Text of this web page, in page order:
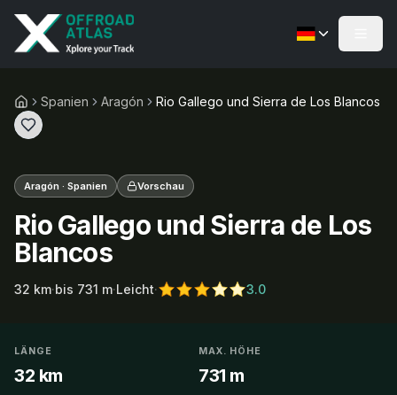
Spanien Aragón Rio Gallego und Sierra de Los Blancos
Aragón · Spanien Vorschau
Rio Gallego und Sierra de Los
Blancos
32 km·bis 731 m·Leicht· 3.0
LÄNGE
32 km
MAX. HÖHE
731 m